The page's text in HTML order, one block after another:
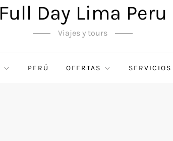
Full Day Lima Peru
Viajes y tours
PERÚ OFERTAS